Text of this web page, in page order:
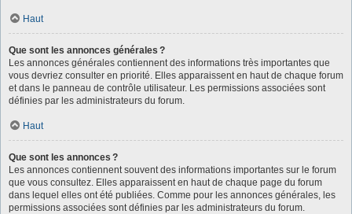
Haut
Que sont les annonces générales ?
Les annonces générales contiennent des informations très importantes que
vous devriez consulter en priorité. Elles apparaissent en haut de chaque forum
et dans le panneau de contrôle utilisateur. Les permissions associées sont
définies par les administrateurs du forum.
Haut
Que sont les annonces ?
Les annonces contiennent souvent des informations importantes sur le forum
que vous consultez. Elles apparaissent en haut de chaque page du forum
dans lequel elles ont été publiées. Comme pour les annonces générales, les
permissions associées sont définies par les administrateurs du forum.